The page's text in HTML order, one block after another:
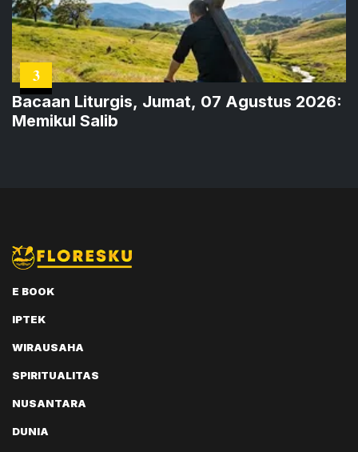
3
Bacaan Liturgis, Jumat, 07 Agustus 2026:
Memikul Salib
E BOOK
IPTEK
WIRAUSAHA
SPIRITUALITAS
NUSANTARA
DUNIA